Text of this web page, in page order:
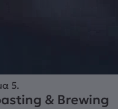
5.
& Brewing